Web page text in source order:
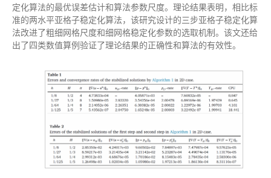
定化算法的最优误差估计和算法参数尺度。理论结果表明，相比标
准的两水平亚格子稳定化算法，该研究设计的三步亚格子稳定化算
法改进了粗细网格尺度和细网格稳定化参数的选取机制。该文还给
出了四类数值算例验证了理论结果的正确性和算法的有效性。